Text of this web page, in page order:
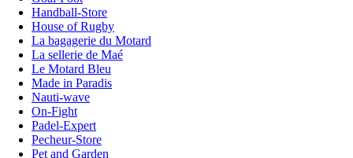
Handball-Store
House of Rugby
La bagagerie du Motard
La sellerie de Maé
Le Motard Bleu
Made in Paradis
Nauti-wave
On-Fight
Padel-Expert
Pecheur-Store
Pet and Garden